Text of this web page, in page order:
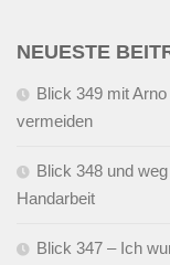
NEUESTE
Blick 349 mit
vermeiden
Blick 348 und
Handarbeit
Blick 347 – Ich